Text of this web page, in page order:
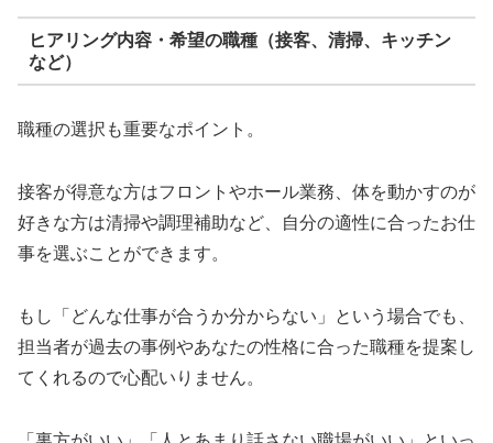
ヒアリング内容・希望の職種（接客、清掃、キッチン
など）
職種の選択も重要なポイント。
接客が得意な方はフロントやホール業務、体を動かすのが
好きな方は清掃や調理補助など、自分の適性に合ったお仕
事を選ぶことができます。
もし「どんな仕事が合うか分からない」という場合でも、
担当者が過去の事例やあなたの性格に合った職種を提案し
てくれるので心配いりません。